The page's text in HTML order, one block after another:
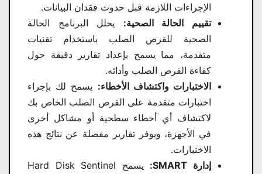
الإجراءات اللازمة قبل حدوث فقدان البيانات.
تقييم الحالة الصحية: يحلل البرنامج الحالة
الصحية للقرص الصلب باستخدام تقنيات
متقدمة، مما يسمح بإعداد تقارير دقيقة حول
كفاءة القرص الصلب وأدائه.
الاختبارات واكتشاف الأخطاء: يسمح لك بإجراء
اختبارات متقدمة على القرص الصلب الخاص بك
لاكتشاف أي أخطاء سطحية أو مشاكل أخرى
في الأجهزة، ويوفر تقارير مفصلة عن نتائج هذه
الاختبارات.
إدارة SMART:
يسمح Hard Disk Sentinel